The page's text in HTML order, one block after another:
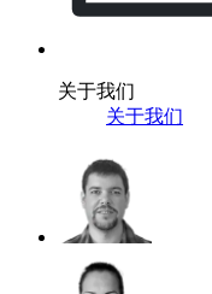
关于我们
关于我们